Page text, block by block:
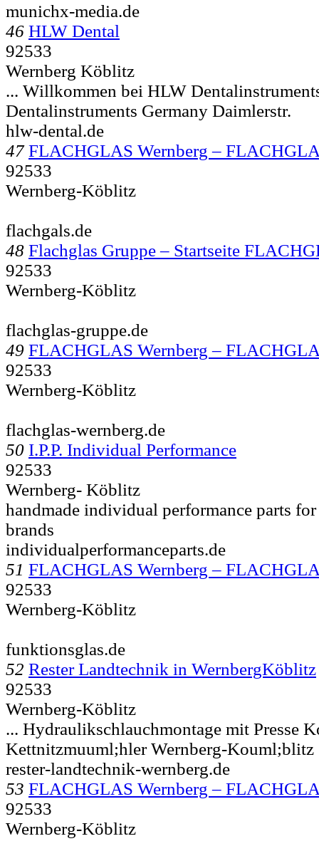
munichx-media.de
46 HLW Dental
92533
Wernberg Köblitz
... Willkommen bei HLW
Dentalinstruments Germany Daimlerstr.
hlw-dental.de
47 FLACHGLAS Wernberg –
92533
Wernberg-Köblitz
flachgals.de
48 Flachglas Gruppe – Startseite
92533
Wernberg-Köblitz
flachglas-gruppe.de
49 FLACHGLAS Wernberg –
92533
Wernberg-Köblitz
flachglas-wernberg.de
50 I.P.P. Individual Performance
92533
Wernberg- Köblitz
handmade individual performance parts
brands
individualperformanceparts.de
51 FLACHGLAS Wernberg –
92533
Wernberg-Köblitz
funktionsglas.de
52 Rester Landtechnik in WernbergKöblitz
92533
Wernberg-Köblitz
... Hydraulikschlauchmontage mit Presse
Kettnitzmuuml;hlerWernberg-Kouml;blitz
rester-landtechnik-wernberg.de
53 FLACHGLAS Wernberg –
92533
Wernberg-Köblitz